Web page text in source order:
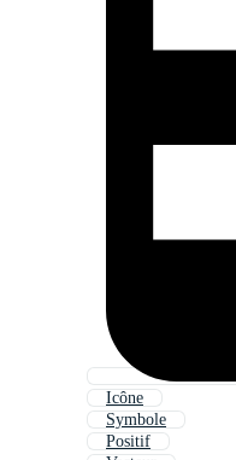
Icône
Symbole
Positif